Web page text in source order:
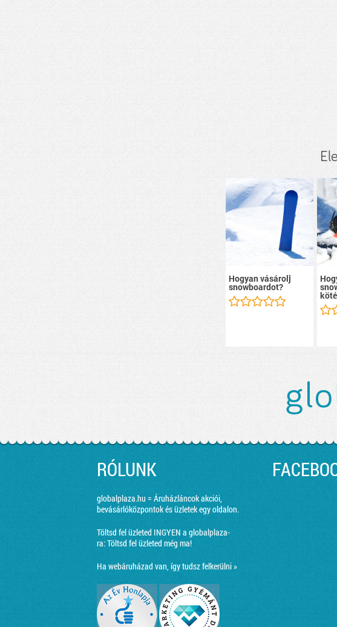
Hogyan vásárolj
snowboardot?
RÓLUNK
globalplaza.hu = Áruházláncok akciói,
bevásárlóközpontok és üzletek egy oldalon.
Töltsd fel üzleted INGYEN a globalplaza-
ra:Töltsd fel üzleted még ma!
Ha webáruházad van, így tudsz felkerülni »